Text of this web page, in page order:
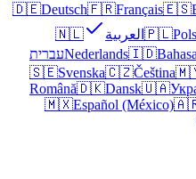
🇩🇪Deutsch🇫🇷Français🇪🇸
🇵🇱 العربية
🇳🇱
Nederlands🇮🇩
עברית
🇸🇪Svenska🇨🇿Čeština
Română🇩🇰Dansk🇺🇦
🇲🇽Español (México)